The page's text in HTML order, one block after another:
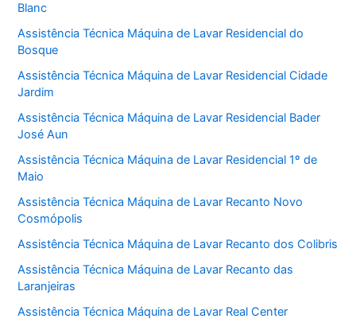
Blanc
Assistência Técnica Máquina de Lavar Residencial do
Bosque
Assistência Técnica Máquina de Lavar Residencial Cidade
Jardim
Assistência Técnica Máquina de Lavar Residencial Bader
José Aun
Assistência Técnica Máquina de Lavar Residencial 1º de
Maio
Assistência Técnica Máquina de Lavar Recanto Novo
Cosmópolis
Assistência Técnica Máquina de Lavar Recanto dos Colibris
Assistência Técnica Máquina de Lavar Recanto das
Laranjeiras
Assistência Técnica Máquina de Lavar Real Center